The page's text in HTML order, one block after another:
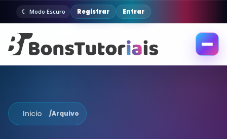
Modo Escuro Registrar Entrar
Abrir
Inicio /Arquivo